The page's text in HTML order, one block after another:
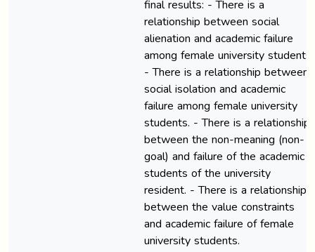
final results: - There is a
relationship between social
alienation and academic failure
among female university students.
- There is a relationship between
social isolation and academic
failure among female university
students. - There is a relationship
between the non-meaning (non-
goal) and failure of the academic
students of the university
resident. - There is a relationship
between the value constraints
and academic failure of female
university students.